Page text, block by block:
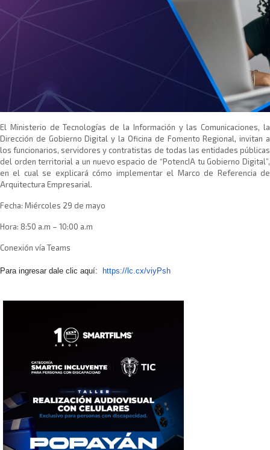
​El Ministerio de Tecnologías de la Información y las Comunicaciones, la
Dirección de Gobierno Digital y la Oficina de Fomento Regional, invitan a
los funcionarios, servidores y contratistas de todas las entidades públicas
del orden territorial a un nuevo espacio de “PotencIA tu Gobierno Digital”,
en el cual se explicará cómo implementar el Marco de Referencia de
Arquitectura Empresarial.
Fecha: Miércoles 29 de mayo
Hora: 8:50 a.m – 10:00 a.m
Conexión vía Teams
Para ingresar dale clic aquí: https://lc.cx/viyPsh